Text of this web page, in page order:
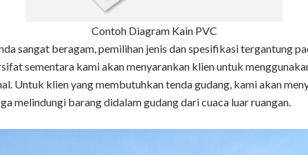
Contoh Diagram Kain PVC
sangat beragam, pemilihan jenis dan spesifikasi tergantung
sementara kami akan menyarankan klien untuk
Untuk klien yang membutuhkan tenda gudang, kami akan
melindungi barang didalam gudang dari cuaca luar ruangan.